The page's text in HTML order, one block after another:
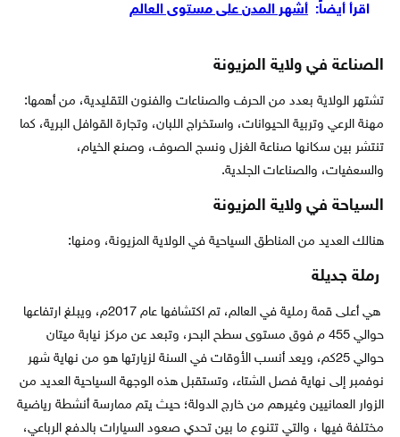
اقرأ أيضاً: أشهر المدن على مستوى العالم
الصناعة في ولاية المزيونة
تشتهر الولاية بعدد من الحرف والصناعات والفنون التقليدية، من أهمها:
مهنة الرعي وتربية الحيوانات، واستخراج اللبان، وتجارة القوافل البرية، كما
تنتشر بين سكانها صناعة الغزل ونسج الصوف، وصنع الخيام،
والسعفيات، والصناعات الجلدية.
السياحة في ولاية المزيونة
هنالك العديد من المناطق السياحية في الولاية المزيونة، ومنها:
رملة جديلة
هي أعلى قمة رملية في العالم، تم اكتشافها عام 2017م، ويبلغ ارتفاعها
حوالي 455 م فوق مستوى سطح البحر، وتبعد عن مركز نيابة ميتان
حوالي 25كم، ويعد أنسب الأوقات في السنة لزيارتها هو من نهاية شهر
نوفمبر إلى نهاية فصل الشتاء، وتستقبل هذه الوجهة السياحية العديد من
الزوار العمانيين وغيرهم من خارج الدولة؛ حيث يتم ممارسة أنشطة رياضية
مختلفة فيها ، والتي تتنوع ما بين تحدي صعود السيارات بالدفع الرباعي،